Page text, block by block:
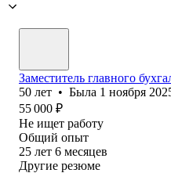
Заместитель главного
50 лет • Была 1 ноября
55 000 ₽
Не ищет работу
Общий опыт
25 лет 6 месяцев
Другие резюме